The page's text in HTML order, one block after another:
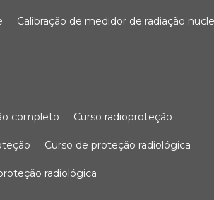
calibração de medidor de radiação
completo curso radioproteção
curso de proteção radiológica
radiológica